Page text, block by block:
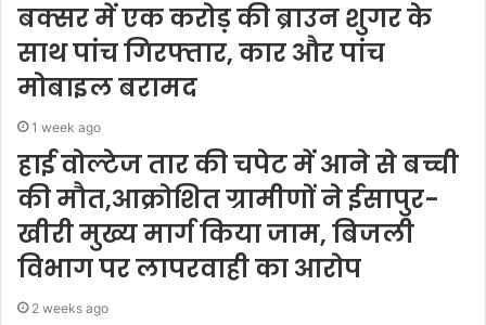
बक्सर में एक करोड़ की ब्राउन शुगर के
साथ पांच गिरफ्तार, कार और पांच
मोबाइल बरामद
1 week ago
हाई वोल्टेज तार की चपेट में आने से बच्ची
की मौत,आक्रोशित ग्रामीणों ने ईसापुर-
खीरी मुख्य मार्ग किया जाम, बिजली
विभाग पर लापरवाही का आरोप
2 weeks ago